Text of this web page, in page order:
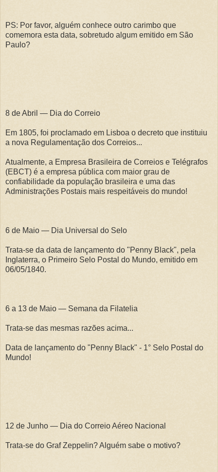
PS: Por favor, alguém conhece outro carimbo que
comemora esta data, sobretudo algum emitido em São
Paulo?
8 de Abril — Dia do Correio
Em 1805, foi proclamado em Lisboa o decreto que instituiu
a nova Regulamentação dos Correios...
Atualmente, a Empresa Brasileira de Correios e Telégrafos
(EBCT) é a empresa pública com maior grau de
confiabilidade da população brasileira e uma das
Administrações Postais mais respeitáveis do mundo!
6 de Maio — Dia Universal do Selo
Trata-se da data de lançamento do "Penny Black", pela
Inglaterra, o Primeiro Selo Postal do Mundo, emitido em
06/05/1840.
6 a 13 de Maio — Semana da Filatelia
Trata-se das mesmas razões acima...
Data de lançamento do "Penny Black" - 1° Selo Postal do
Mundo!
12 de Junho — Dia do Correio Aéreo Nacional
Trata-se do Graf Zeppelin? Alguém sabe o motivo?